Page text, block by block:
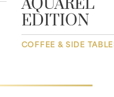
AQUAREL
EDITION
COFFEE & SIDE